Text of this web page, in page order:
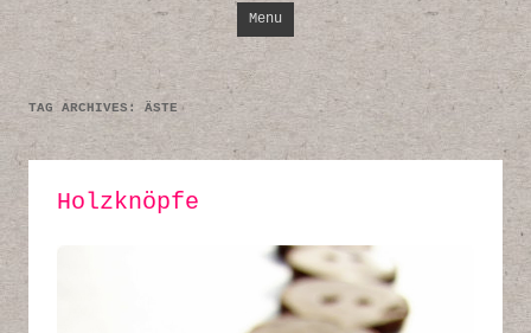
Menu Skip to content
TAG ARCHIVES:ÄSTE
Holzknöpfe